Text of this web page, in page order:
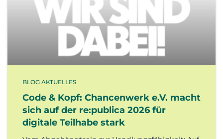
BLOG AKTUELLES
Code & Kopf: Chancenwerk e.V. macht
sich auf der re:publica 2026 für
digitale Teilhabe stark